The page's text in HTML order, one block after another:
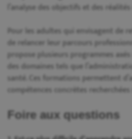
l’analyse des objectifs et des
Pour les adultes qui envisagent de
de relancer leur parcours
propose plusieurs programmes
des domaines tels que
santé. Ces formations permettent
compétences concrètes
Foire aux questions